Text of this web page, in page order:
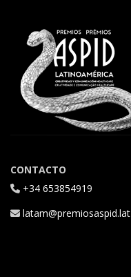
CONTACTO
+34 653854919
latam@premiosaspid.lat